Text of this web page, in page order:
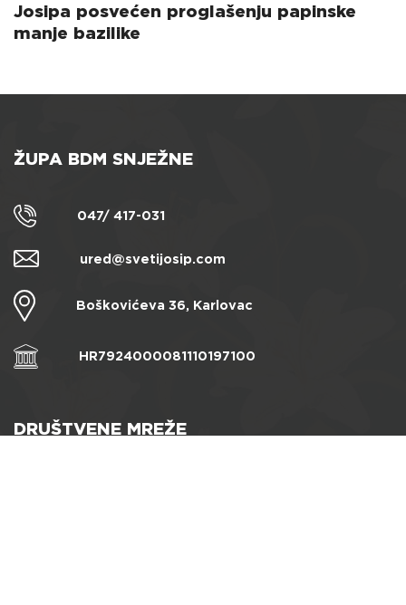
Josipa posvećen proglašenju papinske
manje bazilike
ŽUPA BDM SNJEŽNE
047/ 417-031
ured@svetijosip.com
Boškovićeva 36, Karlovac
HR7924000081110197100
DRUŠTVENE MREŽE